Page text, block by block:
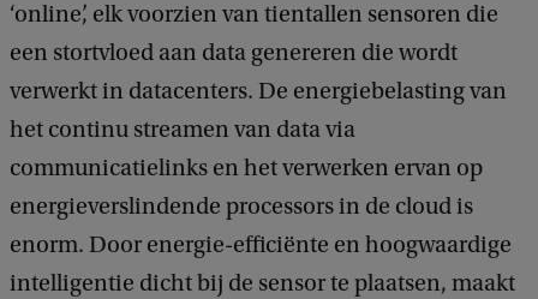
‘online’, elk voorzien van tientallen sensoren die
een stortvloed aan data genereren die wordt
verwerkt in datacenters. De energiebelasting van
het continu streamen van data via
communicatielinks en het verwerken ervan op
energieverslindende processors in de cloud is
enorm. Door energie-efficiënte en hoogwaardige
intelligentie dicht bij de sensor te plaatsen, maakt